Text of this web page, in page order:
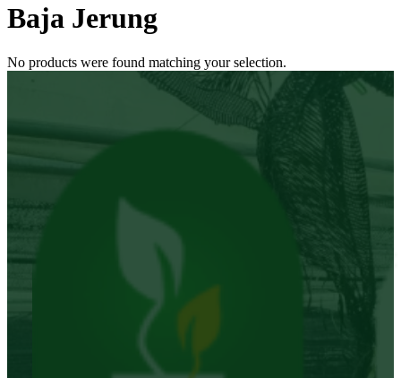
Baja Jerung
No products were found matching your selection.